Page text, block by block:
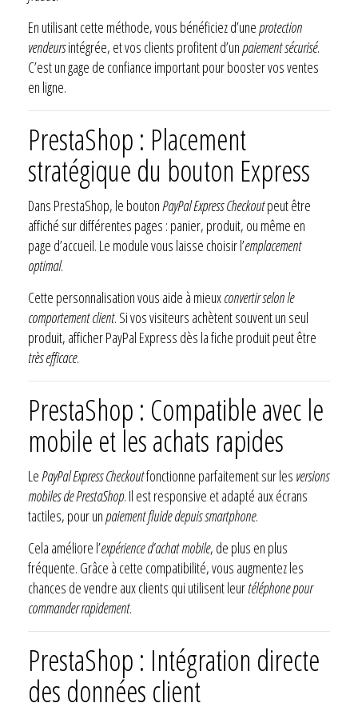
En utilisant cette méthode, vous bénéficiez d’uneprotection
vendeursintégrée, et vos clients profitent d’unpaiement sécurisé.
C’est un gage de confiance important pour booster vos ventes
en ligne.
PrestaShop : Placement
stratégique du bouton Express
Dans PrestaShop, le boutonPayPal Express Checkoutpeut être
affiché sur différentes pages : panier, produit, ou même en
page d’accueil. Le module vous laisse choisir l’emplacement
optimal.
Cette personnalisation vous aide à mieuxconvertir selon le
comportement client. Si vos visiteurs achètent souvent un seul
produit, afficher PayPal Express dès la fiche produit peut être
très efficace.
PrestaShop : Compatible avec le
mobile et les achats rapides
LePayPal Express Checkoutfonctionne parfaitement sur les versions
mobiles de PrestaShop. Il est responsive et adapté aux écrans
tactiles, pour unpaiement fluide depuis smartphone.
Cela améliore l’expérience d’achat mobile, de plus en plus
fréquente. Grâce à cette compatibilité, vous augmentez les
chances de vendre aux clients qui utilisent leurtéléphone pour
commander rapidement.
PrestaShop : Intégration directe
des données client